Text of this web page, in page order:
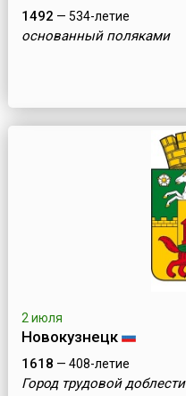
1492 — 534-летие
основанный поляками
2 июля
Новокузнецк
1618 — 408-летие
Город трудовой доблести